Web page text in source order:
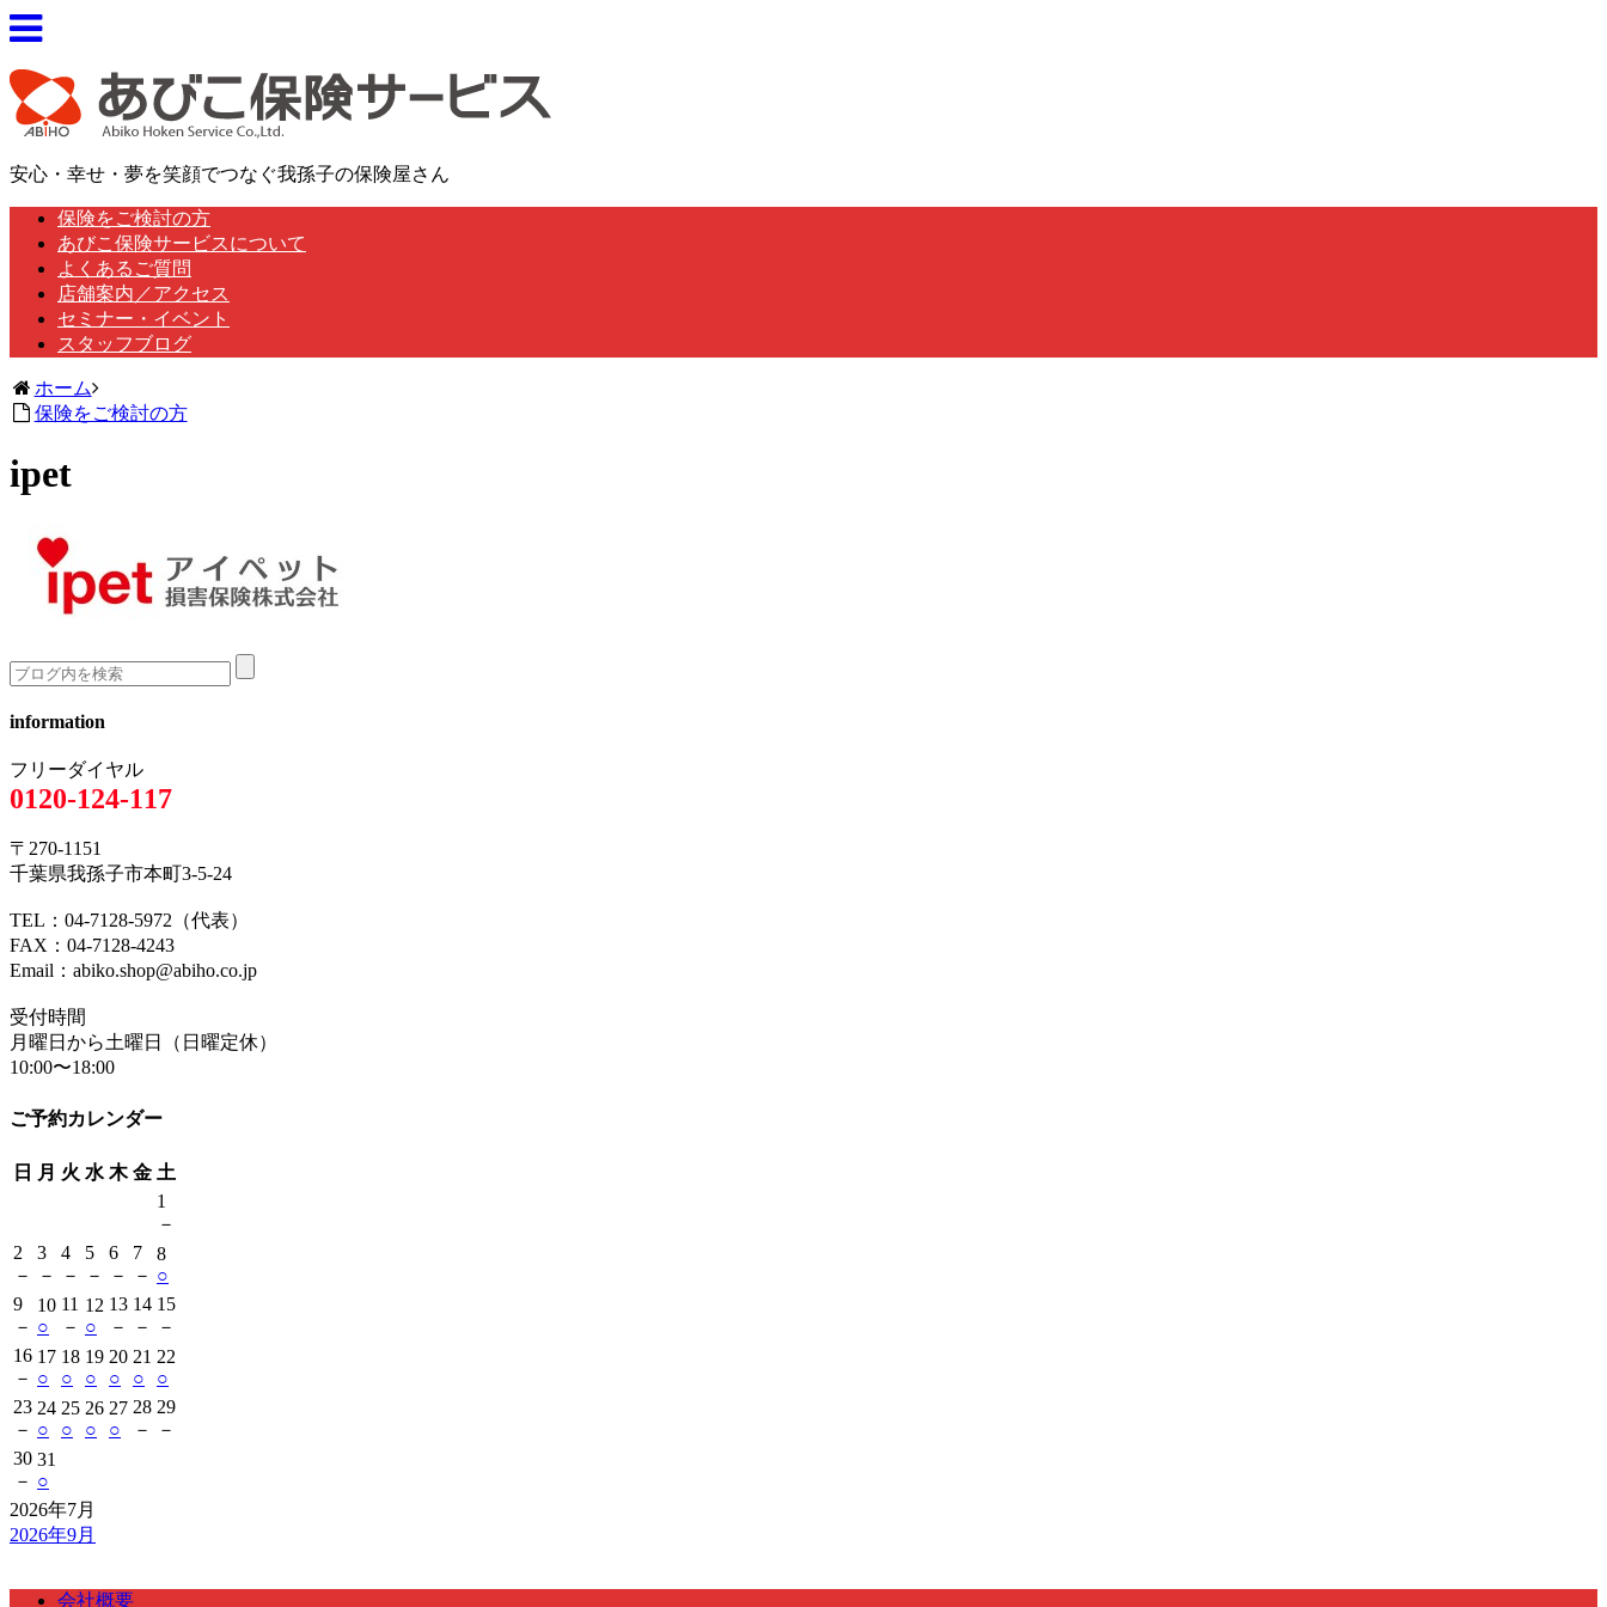
安心・幸せ・夢を笑顔でつなぐ我孫子の保険屋さん
保険をご検討の方
あびこ保険サービスについて
よくあるご質問
店舗案内／アクセス
セミナー・イベント
スタッフブログ
ホーム
保険をご検討の方
ipet
information
フリーダイヤル
0120-124-117
〒270-1151
千葉県我孫子市本町3-5-24
TEL：04-7128-5972（代表）
FAX：04-7128-4243
Email：abiko.shop@abiho.co.jp
受付時間
月曜日から土曜日（日曜定休）
10:00〜18:00
ご予約カレンダー
日 月 火 水 木 金 土
1
－
2
－
3
－
4
－
5
－
6
－
7
－
8
○
9
－
10
○
11
－
12
○
13
－
14
－
15
－
16
－
17
○
18
○
19
○
20
○
21
○
22
○
23
－
24
○
25
○
26
○
27
○
28
－
29
－
30
－
31
○
2026年7月
2026年9月
会社概要